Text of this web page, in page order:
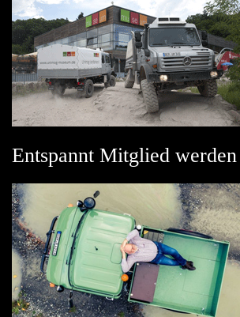
Entspannt Mitglied werden